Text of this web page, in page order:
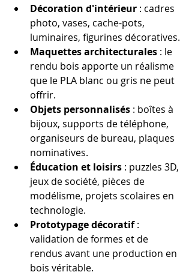
Décoration d'intérieur : cadres
photo, vases, cache-pots,
luminaires, figurines décoratives.
Maquettes architecturales : le
rendu bois apporte un réalisme
que le PLA blanc ou gris ne peut
offrir.
Objets personnalisés : boîtes à
bijoux, supports de téléphone,
organiseurs de bureau, plaques
nominatives.
Éducation et loisirs : puzzles 3D,
jeux de société, pièces de
modélisme, projets scolaires en
technologie.
Prototypage décoratif :
validation de formes et de
rendus avant une production en
bois véritable.